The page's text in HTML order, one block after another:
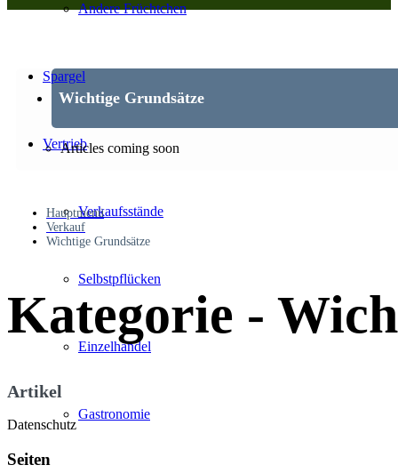
Andere Früchtchen
Spargel
Vertrieb
Verkaufsstände
Selbstpflücken
Einzelhandel
Gastronomie
Wichtige Grundsätze
Articles coming soon
Hauptmenü
Verkauf
Wichtige Grundsätze
Kategorie -
Artikel
Datenschutz
Seiten